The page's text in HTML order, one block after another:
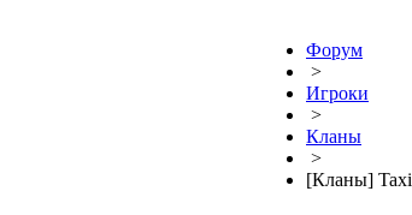
Форум
>
Игроки
>
Кланы
>
[Кланы] Taxi